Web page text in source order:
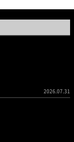
2026.07.31